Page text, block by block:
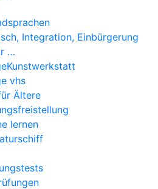
Integration, Einbürgerung
…
vhs
Ältere
lernen